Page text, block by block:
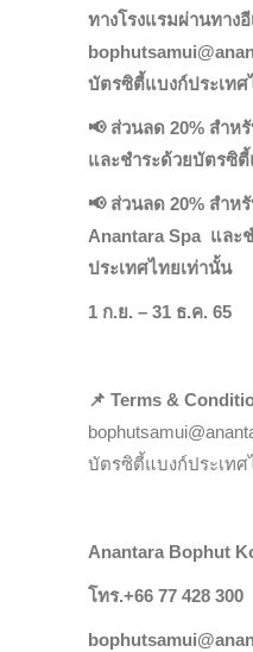
ทางโรงแรมผ่านทางอี
บัตรซิตี้แบงก์ประเทศ
📢 ส่วนลด 20% สำห
และชำระด้วยบัตรซิ
📢 ส่วนลด 20% สำห
Anantara Spa และ
ประเทศไทยเท่านั้น
1 ก.ย. – 31 ธ.ค. 65
📌 Terms &
บัตรซิตี้แบงก์ประเทศ
Anantara Bophut
โทร.+66 77 428 300